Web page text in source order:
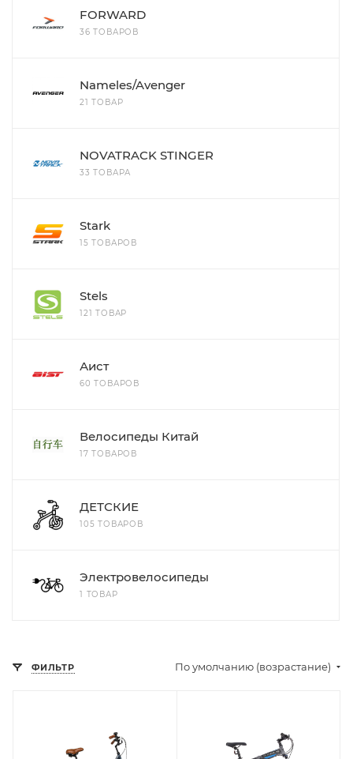
FORWARD
36 ТОВАРОВ
Nameles/Avenger
21 ТОВАР
NOVATRACK STINGER
33 ТОВАРА
Stark
15 ТОВАРОВ
Stels
121 ТОВАР
Аист
60 ТОВАРОВ
Велосипеды Китай
17 ТОВАРОВ
ДЕТСКИЕ
105 ТОВАРОВ
Электровелосипеды
1 ТОВАР
ФИЛЬТР По умолчанию (возрастание)